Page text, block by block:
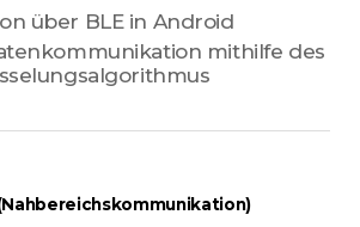
über BLE in Android
mithilfe des